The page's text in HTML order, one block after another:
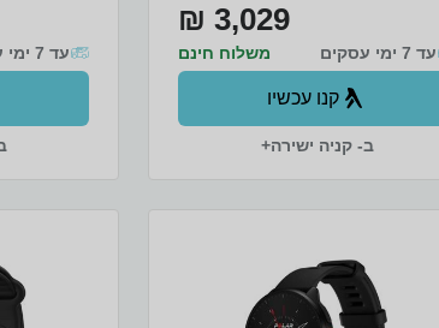
מספר ימים בטעינה אחת, ויכולות
באמצעות מפרק כף היד של אק"ג,
חמצן בדם וטמפרטורת העור,
הזירה ערוכה ומוכנה רק לך! • שעון
להציג את הביצועים של החיים.
3,029 ₪
משלוח חינם עד 7 ימי עסקים
קנו עכשיו
ב- קניה ישירה+
של מספר
ניטור
רמת חמצן
ומזומן
עד 7 ימי עסקים